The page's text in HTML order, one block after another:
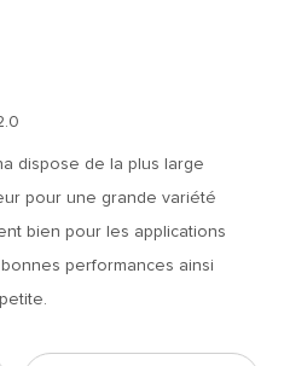
dispose de la plus large
pour une grande variété
bien pour les applications
performances ainsi